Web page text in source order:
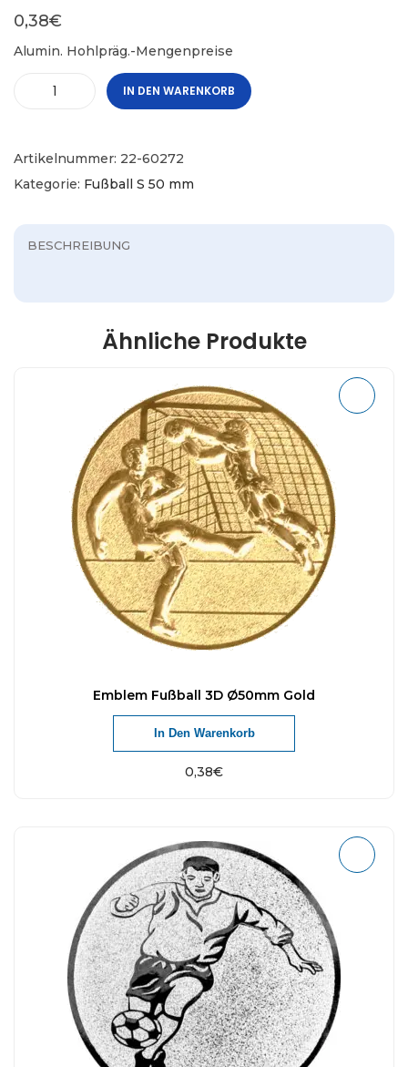
0,38€
Alumin. Hohlpräg.-Mengenpreise
IN DEN WARENKORB
Artikelnummer: 22-60272
Kategorie: Fußball S 50 mm
BESCHREIBUNG
Ähnliche Produkte
Emblem Fußball 3D Ø50mm Gold
0,38€
In Den Warenkorb